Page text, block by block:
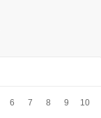
6 7 8 9 10